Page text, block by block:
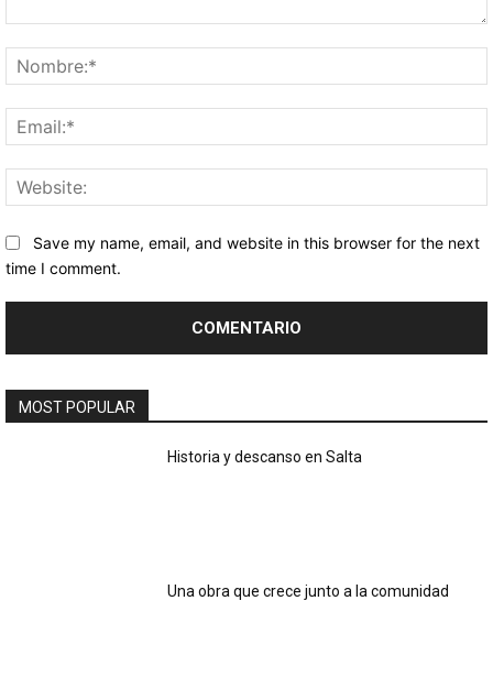
Save my name, email, and website in this browser for the next
time I comment.
MOST POPULAR
Historia y descanso en Salta
Una obra que crece junto a la comunidad